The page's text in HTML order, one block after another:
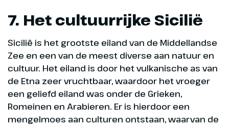
7. Het cultuurrijke Sicilië
Sicilië is het grootste eiland van de Middellandse
Zee en een van de meest diverse aan natuur en
cultuur. Het eiland is door het vulkanische as van
de Etna zeer vruchtbaar, waardoor het vroeger
een geliefd eiland was onder de Grieken,
Romeinen en Arabieren. Er is hierdoor een
mengelmoes aan culturen ontstaan, waarvan de